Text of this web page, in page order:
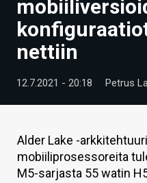
ARTIKKELIT
VIDEOT
TECHBBS
HINTA.FI
KAUPPA
nettiin
12.7.2021 - 20:18 Petrus
Alder Lake -
mobiiliprosessoreita
M5-sarjasta 55 watin